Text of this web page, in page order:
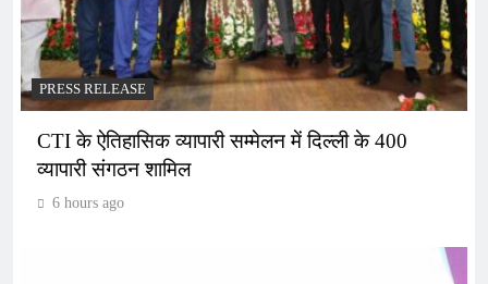
PRESS RELEASE
CTI के ऐतिहासिक व्यापारी सम्मेलन में दिल्ली के 400
व्यापारी संगठन शामिल
6 hours ago